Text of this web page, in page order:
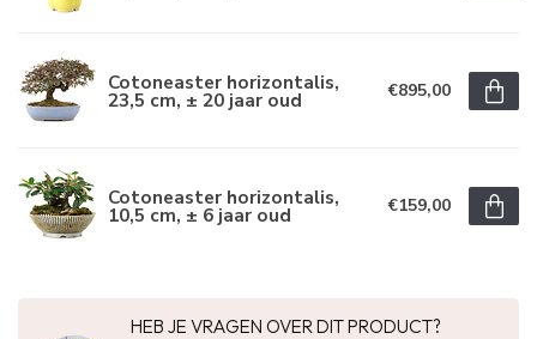
Cotoneaster horizontalis,
23,5 cm, ± 20 jaar oud €895,00
Cotoneaster horizontalis,
10,5 cm, ± 6 jaar oud €159,00
HEB JE VRAGEN OVER DIT PRODUCT?